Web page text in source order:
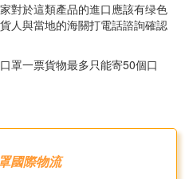
對於這類產品的進口應該有绿色
人與當地的海關打電話諮詢確認
罩一票貨物最多只能寄50個口
國際物流